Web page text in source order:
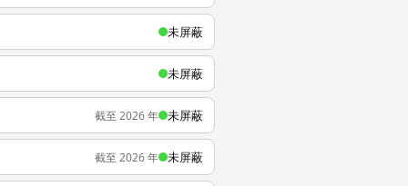
未屏蔽
未屏蔽
截至 2026 年 未屏蔽
截至 2026 年 未屏蔽